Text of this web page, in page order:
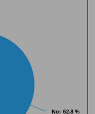
No: 62.8 %
No: 62.8 %